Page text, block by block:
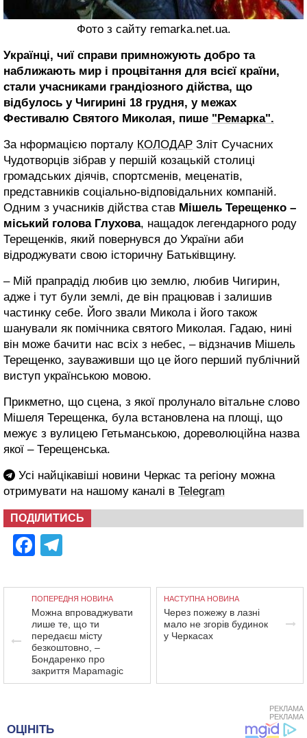
Фото з сайту remarka.net.ua.
Українці, чиї справи примножують добро та
наближають мир і процвітання для всієї країни,
стали учасниками грандіозного дійства, що
відбулось у Чигирині 18 грудня, у межах
Фестивалю Святого Миколая, пише "Ремарка".
За нформацією порталу КОЛОДАР Зліт Сучасних
Чудотворців зібрав у першій козацькій столиці
громадських діячів, спортсменів, меценатів,
представників соціально-відповідальних компаній.
Одним з учасників дійства став Мішель Терещенко –
міський голова Глухова, нащадок легендарного роду
Терещенків, який повернувся до України аби
відроджувати свою історичну Батьківщину.
– Мій прапрадід любив цю землю, любив Чигирин,
адже і тут були землі, де він працював і залишив
частинку себе. Його звали Микола і його також
шанували як помічника святого Миколая. Гадаю, нині
він може бачити нас всіх з небес, – відзначив Мішель
Терещенко, зауваживши що це його перший публічний
виступ українською мовою.
Прикметно, що сцена, з якої пролунало вітальне слово
Мішеля Терещенка, була встановлена на площі, що
межує з вулицею Гетьманською, дореволюційна назва
якої – Терещенська.
Усі найцікавіші новини Черкас та регіону можна
отримувати на нашому каналі в Telegram
ПОДІЛИТИСЬ
Facebook
ПОПЕРЕДНЯ НОВИНА
Можна впроваджувати
лише те, що ти
передаєш місту
безкоштовно, –
Бондаренко про
закриття Mapamagic
НАСТУПНА НОВИНА
Через пожежу в лазні
мало не згорів будинок
у Черкасах
РЕКЛАМА
РЕКЛАМА